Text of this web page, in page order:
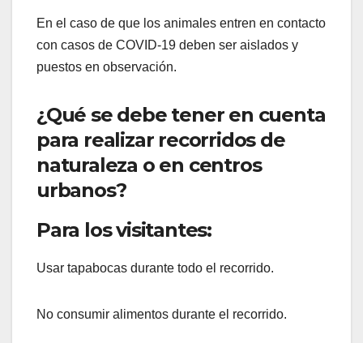
En el caso de que los animales entren en contacto
con casos de COVID-19 deben ser aislados y
puestos en observación.
¿Qué se debe tener en cuenta
para realizar recorridos de
naturaleza o en centros
urbanos?
Para los visitantes:
Usar tapabocas durante todo el recorrido.
No consumir alimentos durante el recorrido.